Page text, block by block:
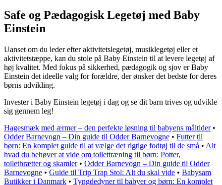
Safe og Pædagogisk Legetøj med Baby
Einstein
Uanset om du leder efter aktivitetslegetøj, musiklegetøj eller et
aktivitetstæppe, kan du stole på Baby Einstein til at levere legetøj af
høj kvalitet. Med fokus på sikkerhed, pædagogik og sjov er Baby
Einstein det ideelle valg for forældre, der ønsker det bedste for deres
børns udvikling.
Invester i Baby Einstein legetøj i dag og se dit barn trives og udvikle
sig gennem leg!
Hagesmæk med ærmer – den perfekte løsning til babyens måltider•
Odder Barnevogn – Din guide til Odder Barnevogne • Futter til
børn: En komplet guide til at vælge det rigtige fodtøj til de små • Alt
hvad du behøver at vide om toilettræning til børn: Potter,
toiletbrætter og skamler• Odder Barnevogn – Din guide til Odder
Barnevogne • Guide til Trip Trap Stol: Alt du skal vide • Babysam
Butikker i Danmark • Tyngdedyner til babyer og børn: En komplet